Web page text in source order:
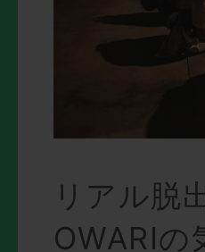
リアル脱
OWARI